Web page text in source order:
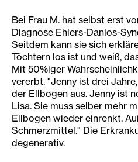
Bei Frau M. hat selbst erst
Diagnose Ehlers-Danlos-
Seitdem kann sie sich
Töchtern los ist und weiß,
Mit 50%iger
vererbt. "Jenny ist drei
der Ellbogen aus. Jenny ist
Lisa. Sie muss selber mehr
Ellbogen wieder einrenkt.
Schmerzmittel." Die
degenerativ.